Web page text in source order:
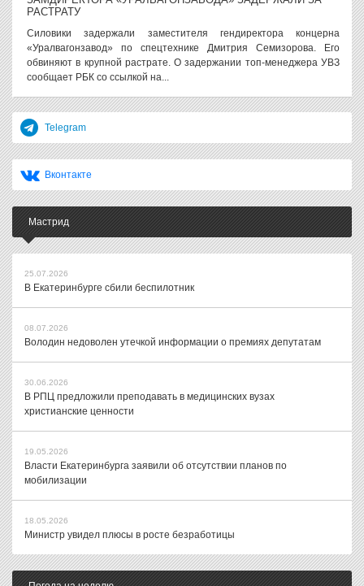
РАСТРАТУ
Силовики задержали заместителя гендиректора концерна
«Уралвагонзавод» по спецтехнике Дмитрия Семизорова. Его
обвиняют в крупной растрате. О задержании топ-менеджера УВЗ
сообщает РБК со ссылкой на...
Telegram
Вконтакте
Мастрид
25.07.2026
В Екатеринбурге сбили беспилотник
08.07.2026
Володин недоволен утечкой информации о премиях депутатам
30.06.2026
В РПЦ предложили преподавать в медицинских вузах
христианские ценности
19.05.2026
Власти Екатеринбурга заявили об отсутствии планов по
мобилизации
18.05.2026
Министр увидел плюсы в росте безработицы